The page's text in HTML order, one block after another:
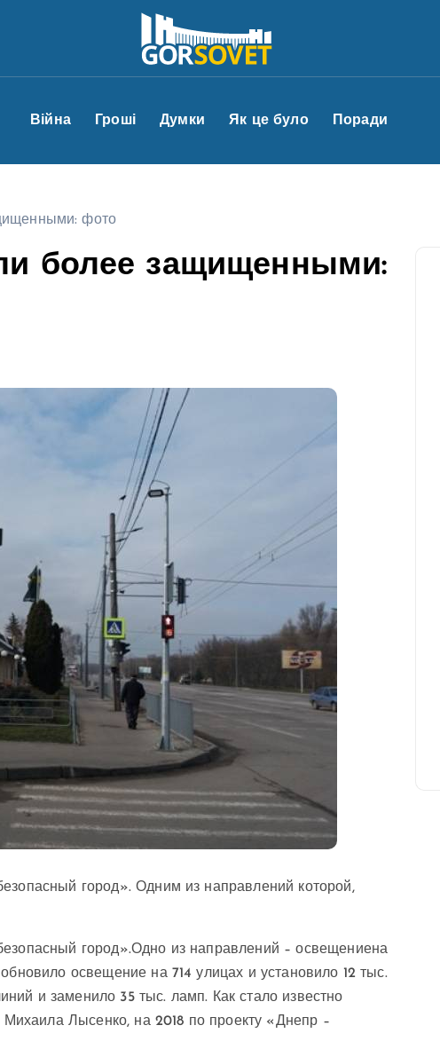
Війна Гроші Думки Як це було Поради
фото
более защищенными:
город». Одним из направлений которой,
город».Одно из направлений – освещениена
освещение на 714 улицах и установило 12 тыс.
и заменило 35 тыс. ламп. Как стало известно
Лысенко, на 2018 по проекту «Днепр –